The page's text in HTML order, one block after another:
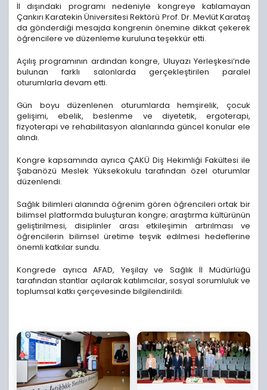
İl dışındaki programı nedeniyle kongreye katılamayan
Çankırı Karatekin Üniversitesi Rektörü Prof. Dr. Mevlüt Karataş
da gönderdiği mesajda kongrenin önemine dikkat çekerek
öğrencilere ve düzenleme kuruluna teşekkür etti.
Açılış programının ardından kongre, Uluyazı Yerleşkesi’nde
bulunan farklı salonlarda gerçekleştirilen paralel
oturumlarla devam etti.
Gün boyu düzenlenen oturumlarda hemşirelik, çocuk
gelişimi, ebelik, beslenme ve diyetetik, ergoterapi,
fizyoterapi ve rehabilitasyon alanlarında güncel konular ele
alındı.
Kongre kapsamında ayrıca ÇAKÜ Diş Hekimliği Fakültesi ile
Şabanözü Meslek Yüksekokulu tarafından özel oturumlar
düzenlendi.
Sağlık bilimleri alanında öğrenim gören öğrencileri ortak bir
bilimsel platformda buluşturan kongre; araştırma kültürünün
geliştirilmesi, disiplinler arası etkileşimin artırılması ve
öğrencilerin bilimsel üretime teşvik edilmesi hedeflerine
önemli katkılar sundu.
Kongrede ayrıca AFAD, Yeşilay ve Sağlık İl Müdürlüğü
tarafından stantlar açılarak katılımcılar, sosyal sorumluluk ve
toplumsal katkı çerçevesinde bilgilendirildi.